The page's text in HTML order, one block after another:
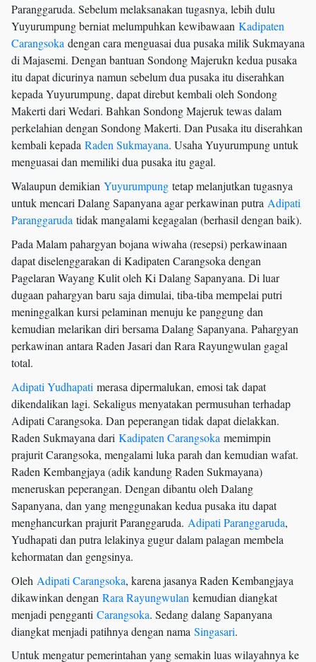
Paranggaruda. Sebelum melaksanakan tugasnya, lebih dulu
Yuyurumpung berniat melumpuhkan kewibawaan Kadipaten
Carangsoka dengan cara menguasai dua pusaka milik Sukmayana
di Majasemi. Dengan bantuan Sondong Majerukn kedua pusaka
itu dapat dicurinya namun sebelum dua pusaka itu diserahkan
kepada Yuyurumpung, dapat direbut kembali oleh Sondong
Makerti dari Wedari. Bahkan Sondong Majeruk tewas dalam
perkelahian dengan Sondong Makerti. Dan Pusaka itu diserahkan
kembali kepada Raden Sukmayana. Usaha Yuyurumpung untuk
menguasai dan memiliki dua pusaka itu gagal.
Walaupun demikian Yuyurumpung tetap melanjutkan tugasnya
untuk mencari Dalang Sapanyana agar perkawinan putra Adipati
Paranggaruda tidak mangalami kegagalan (berhasil dengan baik).
Pada Malam pahargyan bojana wiwaha (resepsi) perkawinaan
dapat diselenggarakan di Kadipaten Carangsoka dengan
Pagelaran Wayang Kulit oleh Ki Dalang Sapanyana. Di luar
dugaan pahargyan baru saja dimulai, tiba-tiba mempelai putri
meninggalkan kursi pelaminan menuju ke panggung dan
kemudian melarikan diri bersama Dalang Sapanyana. Pahargyan
perkawinan antara Raden Jasari dan Rara Rayungwulan gagal
total.
Adipati Yudhapati merasa dipermalukan, emosi tak dapat
dikendalikan lagi. Sekaligus menyatakan permusuhan terhadap
Adipati Carangsoka. Dan peperangan tidak dapat dielakkan.
Raden Sukmayana dari Kadipaten Carangsoka memimpin
prajurit Carangsoka, mengalami luka parah dan kemudian wafat.
Raden Kembangjaya (adik kandung Raden Sukmayana)
meneruskan peperangan. Dengan dibantu oleh Dalang
Sapanyana, dan yang menggunakan kedua pusaka itu dapat
menghancurkan prajurit Paranggaruda. Adipati Paranggaruda,
Yudhapati dan putra lelakinya gugur dalam palagan membela
kehormatan dan gengsinya.
Oleh Adipati Carangsoka, karena jasanya Raden Kembangjaya
dikawinkan dengan Rara Rayungwulan kemudian diangkat
menjadi pengganti Carangsoka. Sedang dalang Sapanyana
diangkat menjadi patihnya dengan nama Singasari.
Untuk mengatur pemerintahan yang semakin luas wilayahnya ke